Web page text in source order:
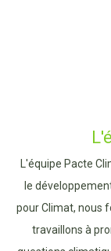
L'équipe Pacte
le
pour Climat, nous
travaillons à